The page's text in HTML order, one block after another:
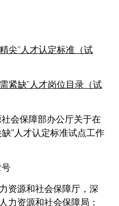
尖”人才认定标准（试
紧缺”人才岗位目录（试
会保障部办公厅关于在
”人才认定标准试点工作
资源和社会保障厅，深
力资源和社会保障局：